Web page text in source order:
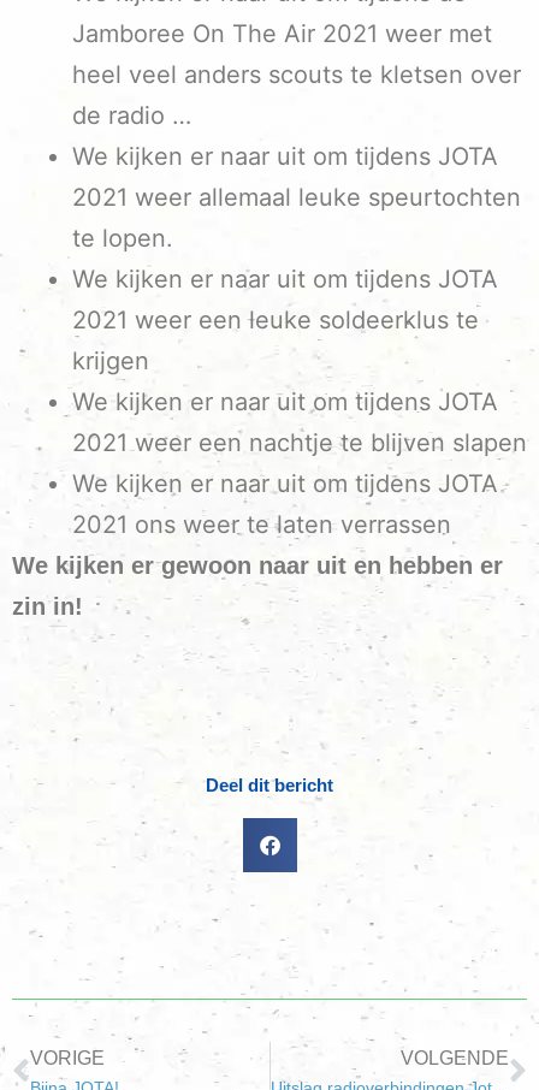
Jamboree On The Air 2021 weer met
heel veel anders scouts te kletsen over
de radio …
We kijken er naar uit om tijdens JOTA
2021 weer allemaal leuke speurtochten
te lopen.
We kijken er naar uit om tijdens JOTA
2021 weer een leuke soldeerklus te
krijgen
We kijken er naar uit om tijdens JOTA
2021 weer een nachtje te blijven slapen
We kijken er naar uit om tijdens JOTA
2021 ons weer te laten verrassen
We kijken er gewoon naar uit en hebben er
zin in!
Deel dit bericht
VORIGE VOLGENDE